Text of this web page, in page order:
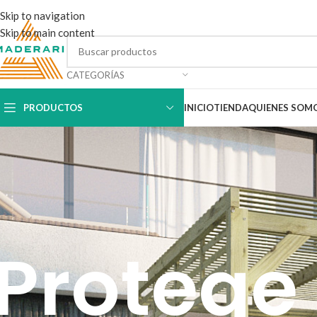
Skip to navigation
Skip to main content
CATEGORÍAS
PRODUCTOS INICIOTIENDAQUIENES